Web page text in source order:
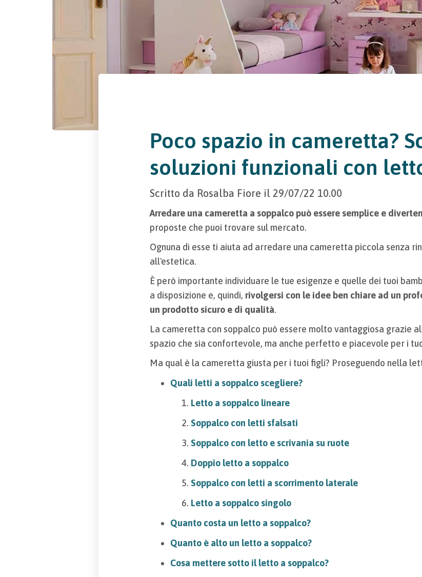
Poco spazio in cameretta?
soluzioni funzionali con
Scritto da Rosalba Fiore il 29/07/22 10.00
Arredare una cameretta a soppalco può essere semplice e
proposte che puoi trovare sul mercato.
Ognuna di esse ti aiuta ad arredare una cameretta piccola senza
all'estetica.
È però importante individuare le tue esigenze e quelle dei tuoi
a disposizione e, quindi, rivolgersi con le idee ben chiare ad un
un prodotto sicuro e di qualità.
La cameretta con soppalco può essere molto vantaggiosa grazie
spazio che sia confortevole, ma anche perfetto e piacevole per i
Ma qual è la cameretta giusta per i tuoi figli? Proseguendo nella
Quali letti a soppalco scegliere?
Letto a soppalco lineare
Soppalco con letti sfalsati
Soppalco con letto e scrivania su ruote
Doppio letto a soppalco
Soppalco con letti a scorrimento laterale
Letto a soppalco singolo
Quanto costa un letto a soppalco?
Quanto è alto un letto a soppalco?
Cosa mettere sotto il letto a soppalco?